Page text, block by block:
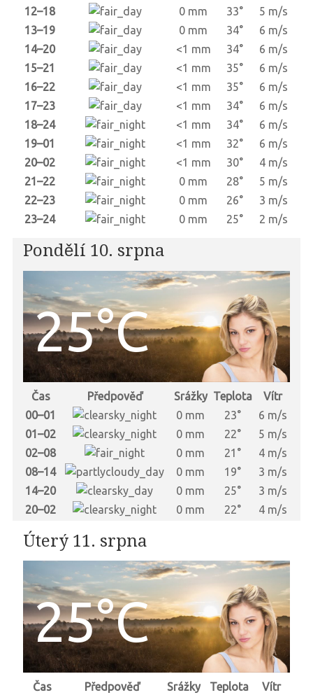
12–18 0 mm 33°
5 m/s
13–19
0 mm 34°
6 m/s
14–20
<1 mm 34°
6 m/s
15–21
<1 mm 35°
6 m/s
16–22
<1 mm 35°
6 m/s
17–23
<1 mm 34°
6 m/s
18–24
<1 mm 34°
6 m/s
19–01
<1 mm 32°
6 m/s
20–02
<1 mm 30°
4 m/s
21–22
0 mm 28°
5 m/s
22–23
0 mm 26°
3 m/s
23–24
0 mm 25° 2 m/s
Pondělí 10. srpna
25°C
Čas Předpověď Srážky Teplota
Vítr
00–01
0 mm 23°
6 m/s
01–02
0 mm 22°
5 m/s
02–08
0 mm 21°
4 m/s
08–14
0 mm 19°
3 m/s
14–20
0 mm 25°
3 m/s
20–02
0 mm 22° 4 m/s
Úterý 11. srpna
25°C
Čas Předpověď Srážky Teplota
Vítr